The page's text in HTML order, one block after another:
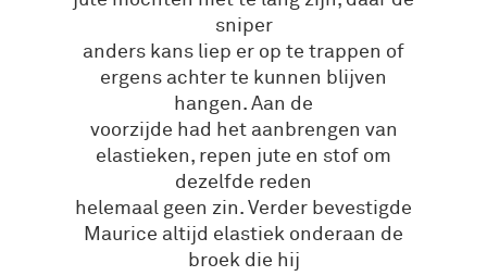
sniper
anders kans liep er op te trappen of
ergens achter te kunnen blijven
hangen. Aan de
voorzijde had het aanbrengen van
elastieken, repen jute en stof om
dezelfde reden
helemaal geen zin. Verder bevestigde
Maurice altijd elastiek onderaan de
broek die hij